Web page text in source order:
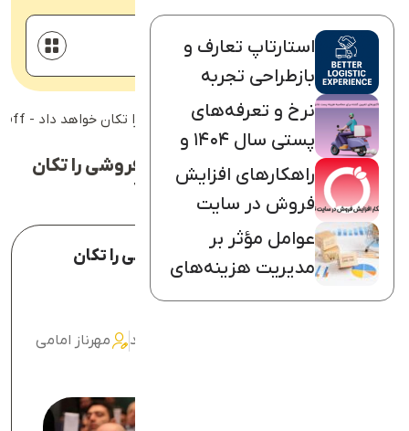
استخدام
لیست شعب
وبلاگ
تماس با ما
ورود به سامانه پیک
ورود به سامانه پست
استارتاپ تعارف، لجستیک خرده‌فروشی را تکان خواهد داد - taroff
استارتاپ تعارف، لجستیک خرده‌فروشی را تکان
خواهد داد - taroff
استارتاپ تعارف، لجستیک خرده‌فروشی را تکان
مهرناز امامی
استارتاپ تعارف و
بازطراحی تجربه
لجستیک در ایران
نرخ و تعرفه‌های
پستی سال ۱۴۰۴ و
مقایسه با سال
۱۴۰۳
راهکارهای افزایش
فروش در سایت
ترب
عوامل مؤثر بر
مدیریت هزینه‌های
لجستیک در یک